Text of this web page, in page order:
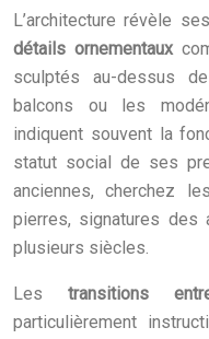
L’architecture révèle
détails ornementaux
sculptés au-dessus
balcons ou les
indiquent souvent la
statut social de ses
anciennes, cherchez
pierres, signatures
plusieurs siècles.
Les transitions
particulièrement